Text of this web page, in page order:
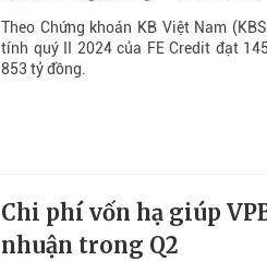
Theo Chứng khoán KB Việt Nam
tính quý II 2024 của FE Credit đạt
853 tỷ đồng.
Chi phí vốn hạ giúp
nhuận trong Q2